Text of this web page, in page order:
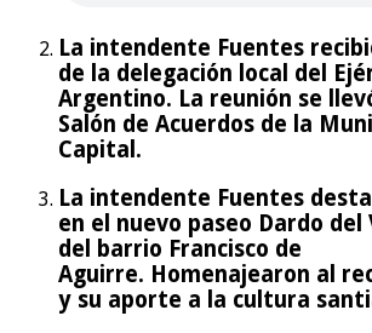
La intendente Fuentes
de la delegación local del
Argentino. La reunión se
Salón de Acuerdos de la
Capital.
La intendente Fuentes
en el nuevo paseo Dardo del
del barrio Francisco de
Aguirre. Homenajearon al
y su aporte a la cultura